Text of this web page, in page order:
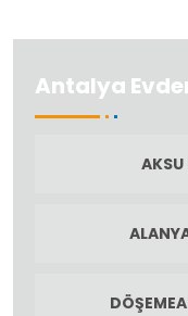
Antalya
AKSU